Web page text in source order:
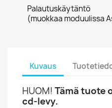
Palautuskäytäntö
(muokkaa moduulissa
Kuvaus
HUOM! Tämä tuote
cd-levy.